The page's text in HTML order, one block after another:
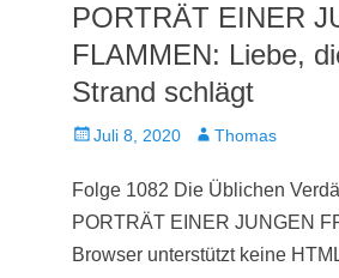
PORTRÄT EINER
FLAMMEN: Liebe,
Strand schlägt
Veröffentlicht
Juli 8, 2020 AutorThomas
Folge 1082 Die Üblichen
PORTRÄT EINER JUNGEN
Browser unterstützt keine